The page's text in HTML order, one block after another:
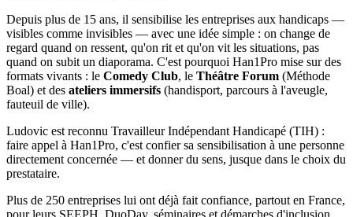
Depuis plus de 15 ans, il sensibilise les entreprises aux handicaps —
visibles comme invisibles — avec une idée simple : on change de
regard quand on ressent, qu'on rit et qu'on vit les situations, pas
quand on subit un diaporama. C'est pourquoi Han1Pro mise sur des
formats vivants : le Comedy Club, le Théâtre Forum (Méthode
Boal) et des ateliers immersifs (handisport, parcours à l'aveugle,
fauteuil de ville).
Ludovic est reconnu Travailleur Indépendant Handicapé (TIH) :
faire appel à Han1Pro, c'est confier sa sensibilisation à une personne
directement concernée — et donner du sens, jusque dans le choix du
prestataire.
Plus de 250 entreprises lui ont déjà fait confiance, partout en France,
pour leurs SEEPH, DuoDay, séminaires et démarches d'inclusion.